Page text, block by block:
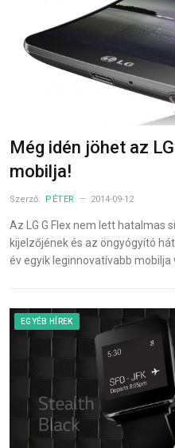
Még idén jöhet az
mobilja!
Szerző: PÉTER 2014-09-12
Az LG G Flex nem lett hatalmas
kijelzőjének és az öngyógyító
év egyik leginnovatívabb mobilja
EGYÉB HÍREK